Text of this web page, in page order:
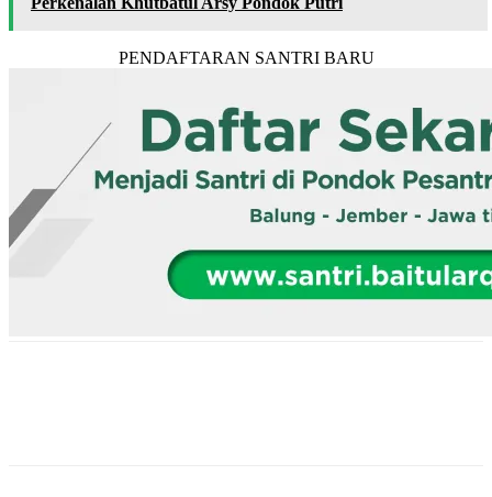
PENDAFTARAN SANTRI BARU